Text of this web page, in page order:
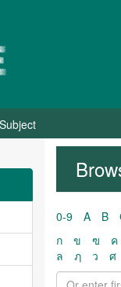
0-9 A B
ก
ข ฃ ค
ล
ฦ ว ศ